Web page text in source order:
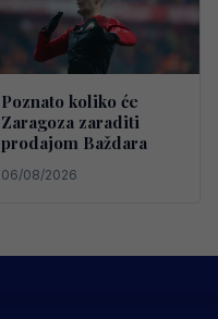
Poznato koliko će
Zaragoza zaraditi
prodajom Baždara
06/08/2026